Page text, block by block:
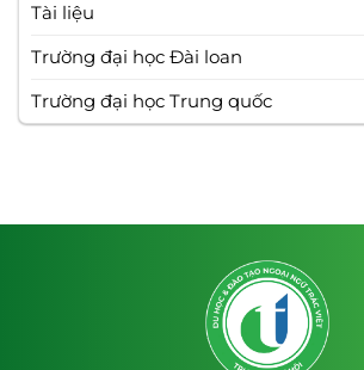
Tài liệu
Trường đại học Đài loan
Trường đại học Trung quốc